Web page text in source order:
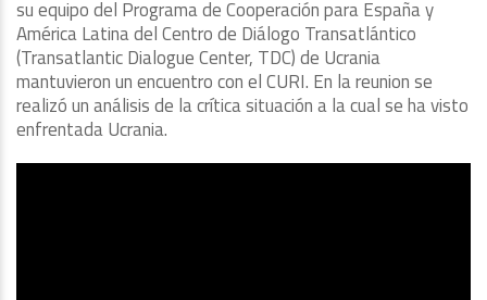
su equipo del Programa de Cooperación para España y
América Latina del Centro de Diálogo Transatlántico
(Transatlantic Dialogue Center, TDC) de Ucrania
mantuvieron un encuentro con el CURI. En la reunion se
realizó un análisis de la crítica situación a la cual se ha visto
enfrentada Ucrania.